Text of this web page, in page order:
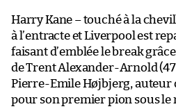
Harry Kane – touché à la
à l’entracte et Liverpool est
faisant d’emblée le break
de Trent Alexander-Arnold (47
Pierre-Emile Højbjerg, auteur
pour son premier pion sous le